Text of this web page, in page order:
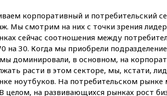
корпоративный и потребительский
Мы смотрим на них с точки зрения
сейчас соотношения между
на 30. Когда мы приобрели
доминировали, в основном, на
расти в этом секторе, мы, кстати,
ноутбуков. На потребительском рынке
целом, на развивающихся рынках рост